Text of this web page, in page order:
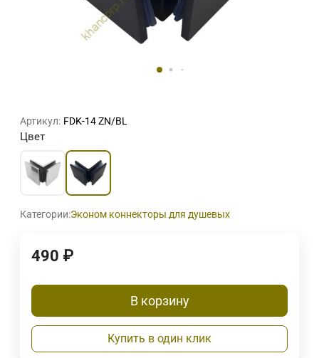
Артикул: FDK-14 ZN/BL
Цвет
Категории:Эконом коннекторы для душевых
490 ₽
В корзину
Купить в один клик